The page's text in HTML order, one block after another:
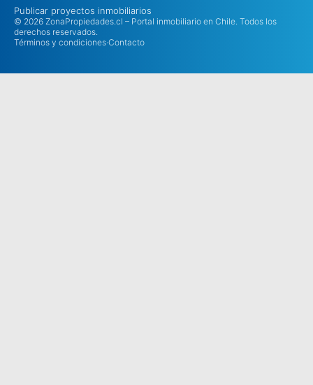
Publicar proyectos inmobiliarios
© 2026 ZonaPropiedades.cl – Portal inmobiliario en Chile. Todos los
derechos reservados.
Términos y condiciones·Contacto